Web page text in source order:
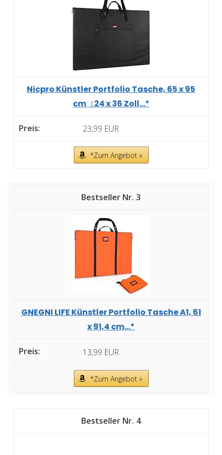
Nicpro Künstler Portfolio Tasche, 65 x 95
cm（24 x 36 Zoll...*
23,99 EUR
*Zum Angebot »
3
GNEGNI LIFE Künstler Portfolio Tasche A1, 61
x 91,4 cm...*
13,99 EUR
*Zum Angebot »
4